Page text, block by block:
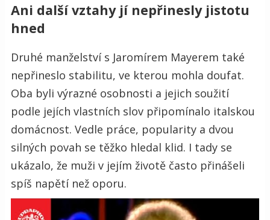
Ani další vztahy jí nepřinesly jistotu
hned
Druhé manželství s Jaromírem Mayerem také
nepřineslo stabilitu, ve kterou mohla doufat.
Oba byli výrazné osobnosti a jejich soužití
podle jejích vlastních slov připomínalo italskou
domácnost. Vedle práce, popularity a dvou
silných povah se těžko hledal klid. I tady se
ukázalo, že muži v jejím životě často přinášeli
spíš napětí než oporu.